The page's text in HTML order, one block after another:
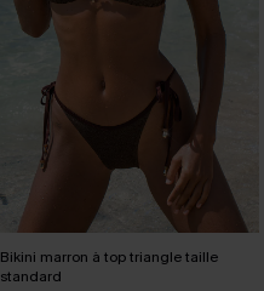
Bikini marron à top triangle taille
standard